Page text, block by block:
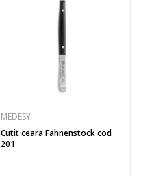
MEDESY
Cutit ceara Fahnenstock cod
201